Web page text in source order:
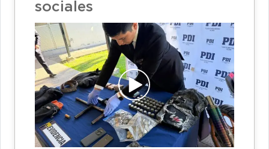
sociales